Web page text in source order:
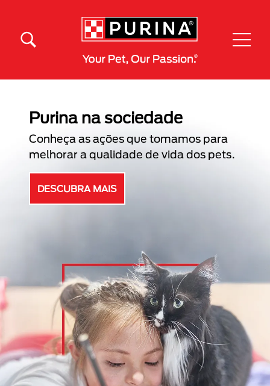
Purina na sociedade
Conheça as ações que tomamos para
melhorar a qualidade de vida dos pets.
DESCUBRA MAIS